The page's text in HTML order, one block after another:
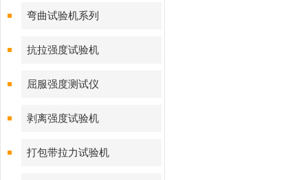
弯曲试验机系列
抗拉强度试验机
屈服强度测试仪
剥离强度试验机
打包带拉力试验机